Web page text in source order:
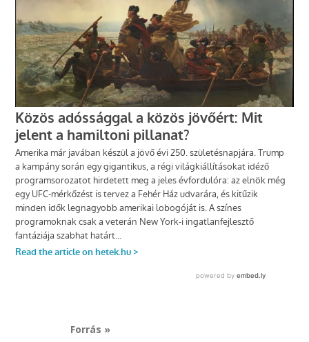
Forrás »